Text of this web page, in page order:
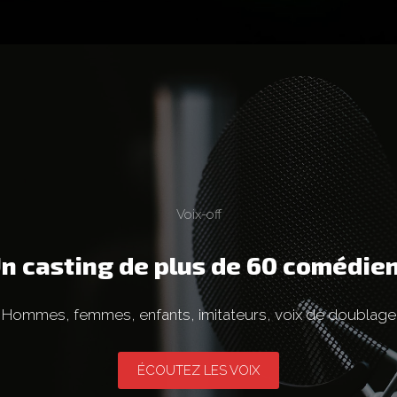
Voix-off
casting de plus de 60
Hommes, femmes, enfants, imitateurs, voix de doublage
ÉCOUTEZ LES VOIX